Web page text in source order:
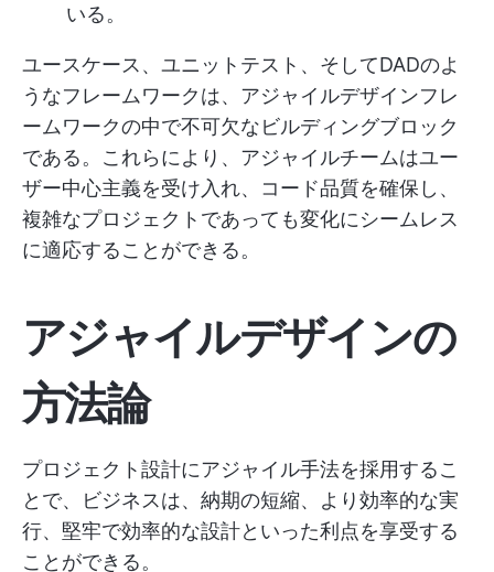
いる。
ユースケース、ユニットテスト、そしてDADのよ
うなフレームワークは、アジャイルデザインフレ
ームワークの中で不可欠なビルディングブロック
である。これらにより、アジャイルチームはユー
ザー中心主義を受け入れ、コード品質を確保し、
複雑なプロジェクトであっても変化にシームレス
に適応することができる。
アジャイルデザインの
方法論
プロジェクト設計にアジャイル手法を採用するこ
とで、ビジネスは、納期の短縮、より効率的な実
行、堅牢で効率的な設計といった利点を享受する
ことができる。